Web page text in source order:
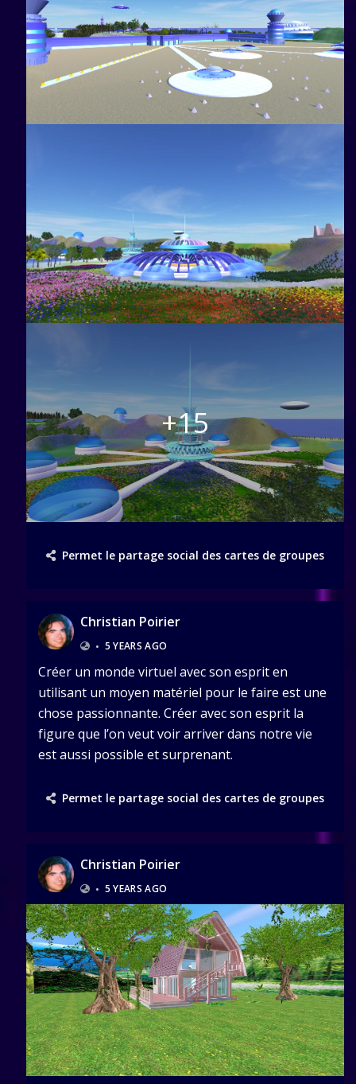
+15
Permet le partage social des cartes de groupes
Christian Poirier
• 5 YEARS AGO
Créer un monde virtuel avec son esprit en
utilisant un moyen matériel pour le faire est une
chose passionnante. Créer avec son esprit la
figure que l’on veut voir arriver dans notre vie
est aussi possible et surprenant.
Permet le partage social des cartes de groupes
Christian Poirier
• 5 YEARS AGO